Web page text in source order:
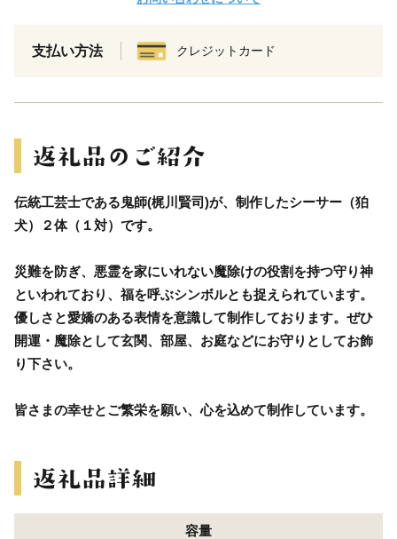
支払い方法 クレジットカード
伝統工芸士である鬼師(梶川賢司)が、制作したシーサー（狛
犬）２体（１対）です。
災難を防ぎ、悪霊を家にいれない魔除けの役割を持つ守り神
といわれており、福を呼ぶシンボルとも捉えられています。
優しさと愛嬌のある表情を意識して制作しております。ぜひ
開運・魔除として玄関、部屋、お庭などにお守りとしてお飾
り下さい。
皆さまの幸せとご繁栄を願い、心を込めて制作しています。
容量